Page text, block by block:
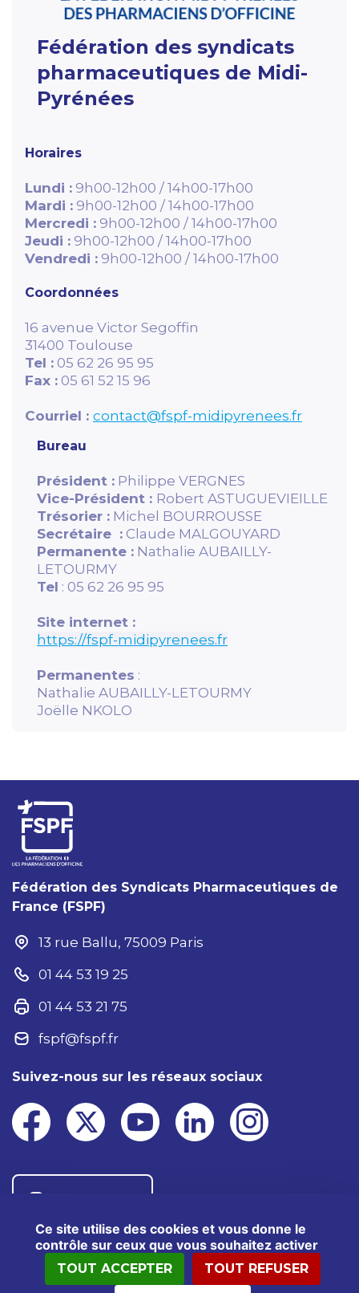
Ce site utilise des cookies et vous donne le
contrôle sur ceux que vous souhaitez activer
TOUT ACCEPTER TOUT REFUSER
Fédération des syndicats
pharmaceutiques de Midi-
Pyrénées
Horaires
Lundi : 9h00-12h00 / 14h00-17h00
Mardi : 9h00-12h00 / 14h00-17h00
Mercredi : 9h00-12h00 / 14h00-17h00
Jeudi : 9h00-12h00 / 14h00-17h00
Vendredi : 9h00-12h00 / 14h00-17h00
Coordonnées
16 avenue Victor Segoffin
31400 Toulouse
Tel : 05 62 26 95 95
Fax : 05 61 52 15 96
Courriel : contact@fspf-midipyrenees.fr
Bureau
Président : Philippe VERGNES
Vice-Président : Robert ASTUGUEVIEILLE
Trésorier : Michel BOURROUSSE
Secrétaire : Claude MALGOUYARD
Permanente : Nathalie AUBAILLY-
LETOURMY
Tel : 05 62 26 95 95
Site internet :
https://fspf-midipyrenees.fr
Permanentes :
Nathalie AUBAILLY-LETOURMY
Joëlle NKOLO
Fédération des Syndicats Pharmaceutiques de
France (FSPF)
13 rue Ballu, 75009 Paris
01 44 53 19 25
01 44 53 21 75
fspf@fspf.fr
Suivez-nous sur les réseaux sociaux
®2025 FSPF – Tous droits réservés